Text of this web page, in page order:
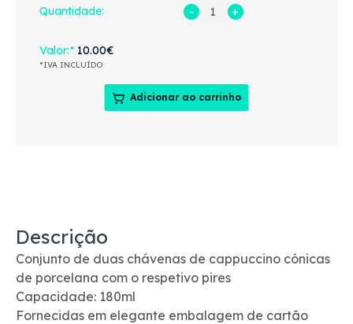
Quantidade:
Valor 10.00€
*IVA INCLUÍDO
Adicionar ao carrinho
Descrição
Conjunto de duas chávenas de cappuccino cónicas
de porcelana com o respetivo pires
Capacidade: 180ml
Fornecidas em elegante embalagem de cartão